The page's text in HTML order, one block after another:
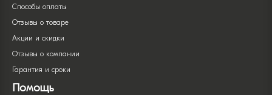
Способы оплаты
Отзывы о товаре
Акции и скидки
Отзывы о компании
Гарантия и сроки
Помощь